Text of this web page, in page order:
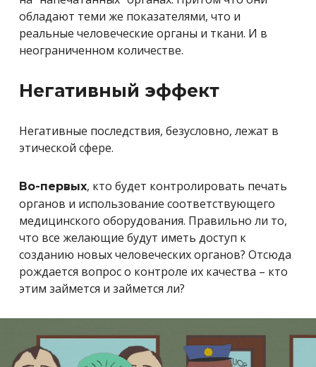
обладают теми же показателями, что и
реальные человеческие органы и ткани. И в
неограниченном количестве.
Негативный эффект
Негативные последствия, безусловно, лежат в
этической сфере.
Во-первых, кто будет контролировать печать
органов и использование соответствующего
медицинского оборудования. Правильно ли то,
что все желающие будут иметь доступ к
созданию новых человеческих органов? Отсюда
рождается вопрос о контроле их качества – кто
этим займется и займется ли?